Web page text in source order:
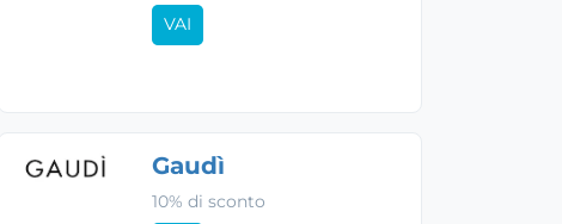
VAI
Gaudì
10% di sconto